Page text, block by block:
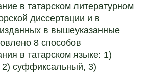
в татарском литературном
диссертации и в
в вышеуказанные
8 способов
в татарском языке: 1)
2) суффиксальный, 3)